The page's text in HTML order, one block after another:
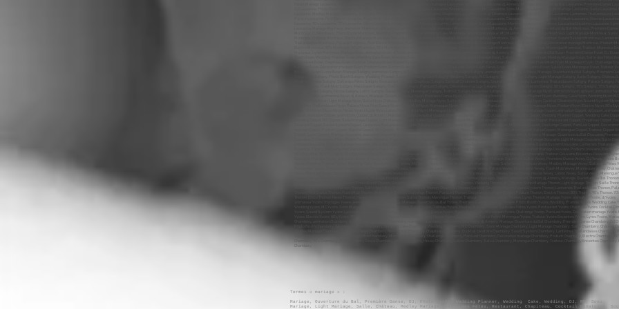
Termes « mariage » :
Mariage, Ouverture du Bal, Première Danse, DJ, Photo Booth, Wedding Planner, Wedding Cake, Wedding, DJ, MC, Sono
Mariage, Light Mariage, Salle, Château, Medley Mariage, Salle des Fêtes, Restaurant, Chapiteau, Cocktail Dînatoire,